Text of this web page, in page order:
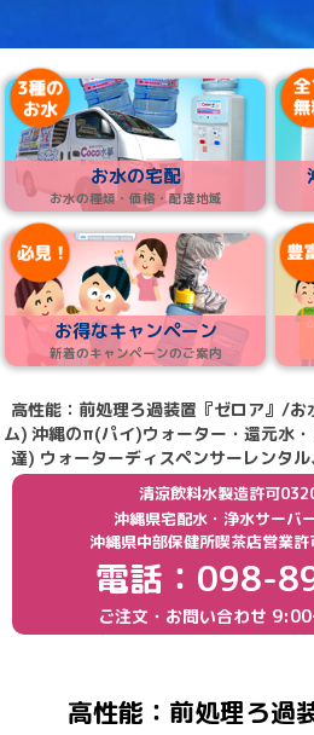
お水の宅配
お水の種類・価格・配達地域
お得なキャンペーン
新着のキャンペーンのご案内
高性能：前処理ろ過装置『ゼロア』/
ム) 沖縄のπ(パイ)ウォーター・還元水
達) ウォーターディスペンサーレンタ
清涼飲料水製造許可
沖縄県宅配水・浄水サーバ
沖縄県中部保健所喫茶店営業
電話：098-
ご注文・お問い合わせ 9:00
高性能：前処理ろ過